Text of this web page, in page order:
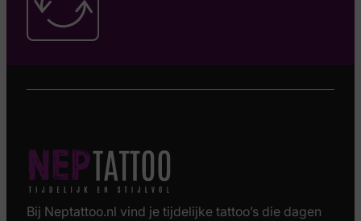
Bij Neptattoo.nl vind je tijdelijke tattoo’s die dagen